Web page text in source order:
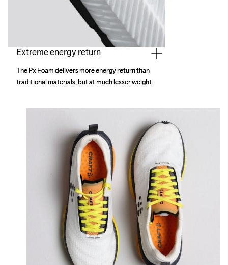
Extreme energy return
The Px Foam delivers more energy return than
traditional materials, but at much lesser weight.
The Px Foam delivers more energy return than
traditional materials, but at much lesser weight.